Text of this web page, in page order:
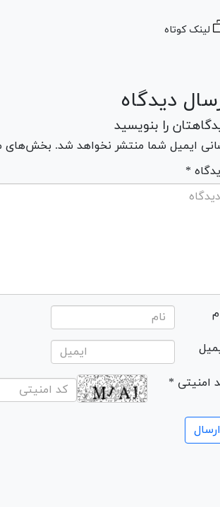
لینک کوتاه
دیدگاه
را بنویسید
ایمیل شما منتشر نخواهد شد. بخش‌های
امنیتی